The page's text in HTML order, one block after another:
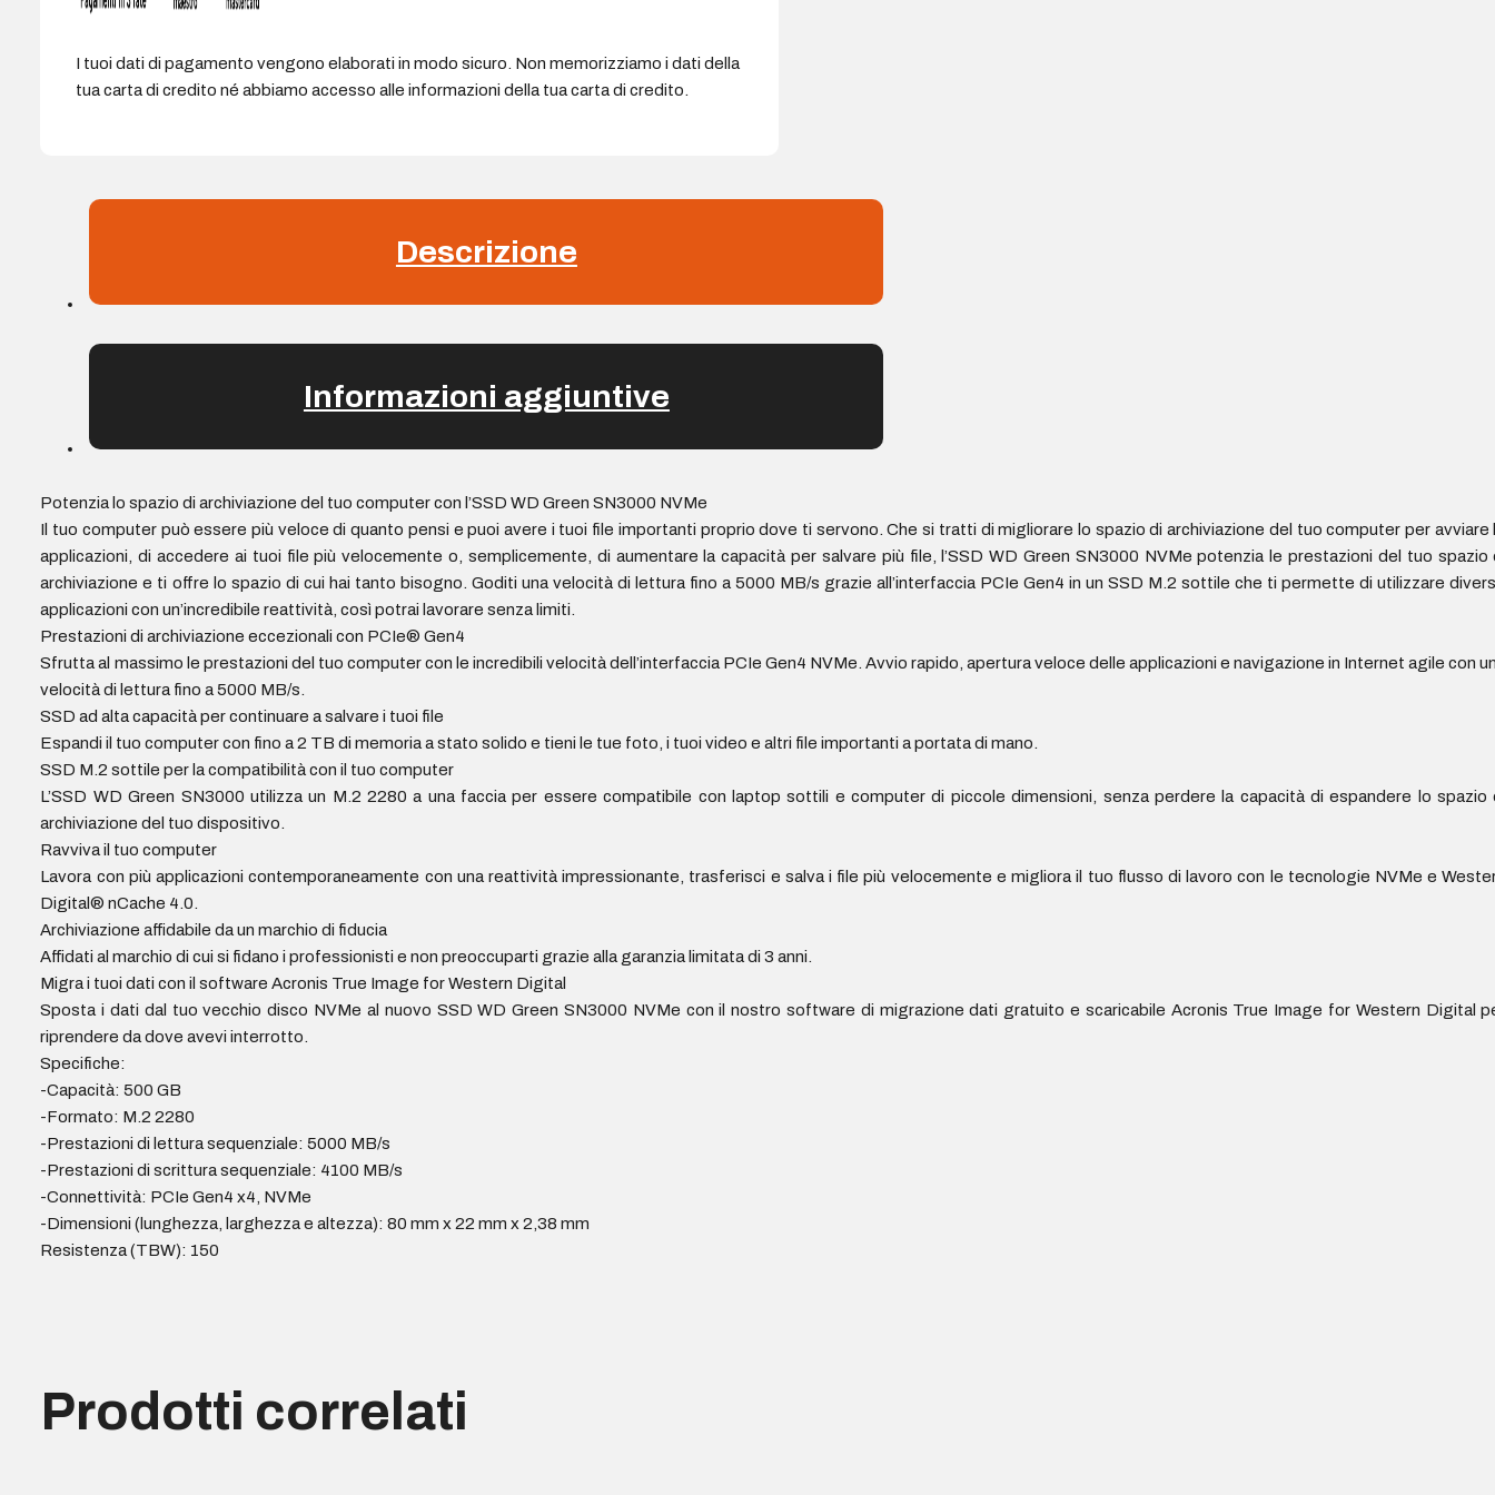
I tuoi dati di pagamento vengono elaborati in modo sicuro. Non memorizziamo i dati della
tua carta di credito né abbiamo accesso alle informazioni della tua carta di credito.
Descrizione
Informazioni aggiuntive
Potenzia lo spazio di archiviazione del tuo computer con l’SSD WD Green SN3000 NVMe
Il tuo computer può essere più veloce di quanto pensi e puoi avere i tuoi file importanti proprio dove ti servono. Che si tratti di migliorare lo spazio di archiviazione del tuo computer per avviare
applicazioni, di accedere ai tuoi file più velocemente o, semplicemente, di aumentare la capacità per salvare più file, l’SSD WD Green SN3000 NVMe potenzia le prestazioni del tuo spazio
archiviazione e ti offre lo spazio di cui hai tanto bisogno. Goditi una velocità di lettura fino a 5000 MB/s grazie all’interfaccia PCIe Gen4 in un SSD M.2 sottile che ti permette di utilizzare
applicazioni con un’incredibile reattività, così potrai lavorare senza limiti.
Prestazioni di archiviazione eccezionali con PCIe® Gen4
Sfrutta al massimo le prestazioni del tuo computer con le incredibili velocità dell’interfaccia PCIe Gen4 NVMe. Avvio rapido, apertura veloce delle applicazioni e navigazione in Internet agile con
velocità di lettura fino a 5000 MB/s.
SSD ad alta capacità per continuare a salvare i tuoi file
Espandi il tuo computer con fino a 2 TB di memoria a stato solido e tieni le tue foto, i tuoi video e altri file importanti a portata di mano.
SSD M.2 sottile per la compatibilità con il tuo computer
L’SSD WD Green SN3000 utilizza un M.2 2280 a una faccia per essere compatibile con laptop sottili e computer di piccole dimensioni, senza perdere la capacità di espandere lo spazio
archiviazione del tuo dispositivo.
Ravviva il tuo computer
Lavora con più applicazioni contemporaneamente con una reattività impressionante, trasferisci e salva i file più velocemente e migliora il tuo flusso di lavoro con le tecnologie NVMe e
Digital® nCache 4.0.
Archiviazione affidabile da un marchio di fiducia
Affidati al marchio di cui si fidano i professionisti e non preoccuparti grazie alla garanzia limitata di 3 anni.
Migra i tuoi dati con il software Acronis True Image for Western Digital
Sposta i dati dal tuo vecchio disco NVMe al nuovo SSD WD Green SN3000 NVMe con il nostro software di migrazione dati gratuito e scaricabile Acronis True Image for Western Digital
riprendere da dove avevi interrotto.
Specifiche:
-Capacità: 500 GB
-Formato: M.2 2280
-Prestazioni di lettura sequenziale: 5000 MB/s
-Prestazioni di scrittura sequenziale: 4100 MB/s
-Connettività: PCIe Gen4 x4, NVMe
-Dimensioni (lunghezza, larghezza e altezza): 80 mm x 22 mm x 2,38 mm
Resistenza (TBW): 150
Prodotti correlati